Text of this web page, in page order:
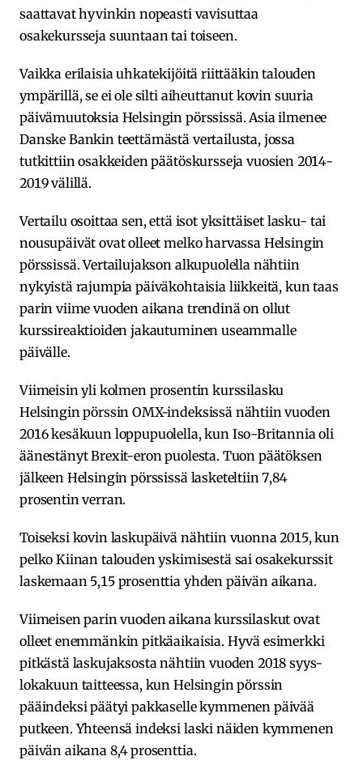
saattavat hyvinkin nopeasti vavisuttaa
osakekursseja suuntaan tai toiseen.
Vaikka erilaisia uhkatekijöitä riittääkin talouden
ympärillä, se ei ole silti aiheuttanut kovin suuria
päivämuutoksia Helsingin pörssissä. Asia ilmenee
Danske Bankin teettämästä vertailusta, jossa
tutkittiin osakkeiden päätöskursseja vuosien 2014-
2019 välillä.
Vertailu osoittaa sen, että isot yksittäiset lasku- tai
nousupäivät ovat olleet melko harvassa Helsingin
pörssissä. Vertailujakson alkupuolella nähtiin
nykyistä rajumpia päiväkohtaisia liikkeitä, kun taas
parin viime vuoden aikana trendinä on ollut
kurssireaktioiden jakautuminen useammalle
päivälle.
Viimeisin yli kolmen prosentin kurssilasku
Helsingin pörssin OMX-indeksissä nähtiin vuoden
2016 kesäkuun loppupuolella, kun Iso-Britannia oli
äänestänyt Brexit-eron puolesta. Tuon päätöksen
jälkeen Helsingin pörssissä lasketeltiin 7,84
prosentin verran.
Toiseksi kovin laskupäivä nähtiin vuonna 2015, kun
pelko Kiinan talouden yskimisestä sai osakekurssit
laskemaan 5,15 prosenttia yhden päivän aikana.
Viimeisen parin vuoden aikana kurssilaskut ovat
olleet enemmänkin pitkäaikaisia. Hyvä esimerkki
pitkästä laskujaksosta nähtiin vuoden 2018 syys-
lokakuun taitteessa, kun Helsingin pörssin
pääindeksi päätyi pakkaselle kymmenen päivää
putkeen. Yhteensä indeksi laski näiden kymmenen
päivän aikana 8,4 prosenttia.